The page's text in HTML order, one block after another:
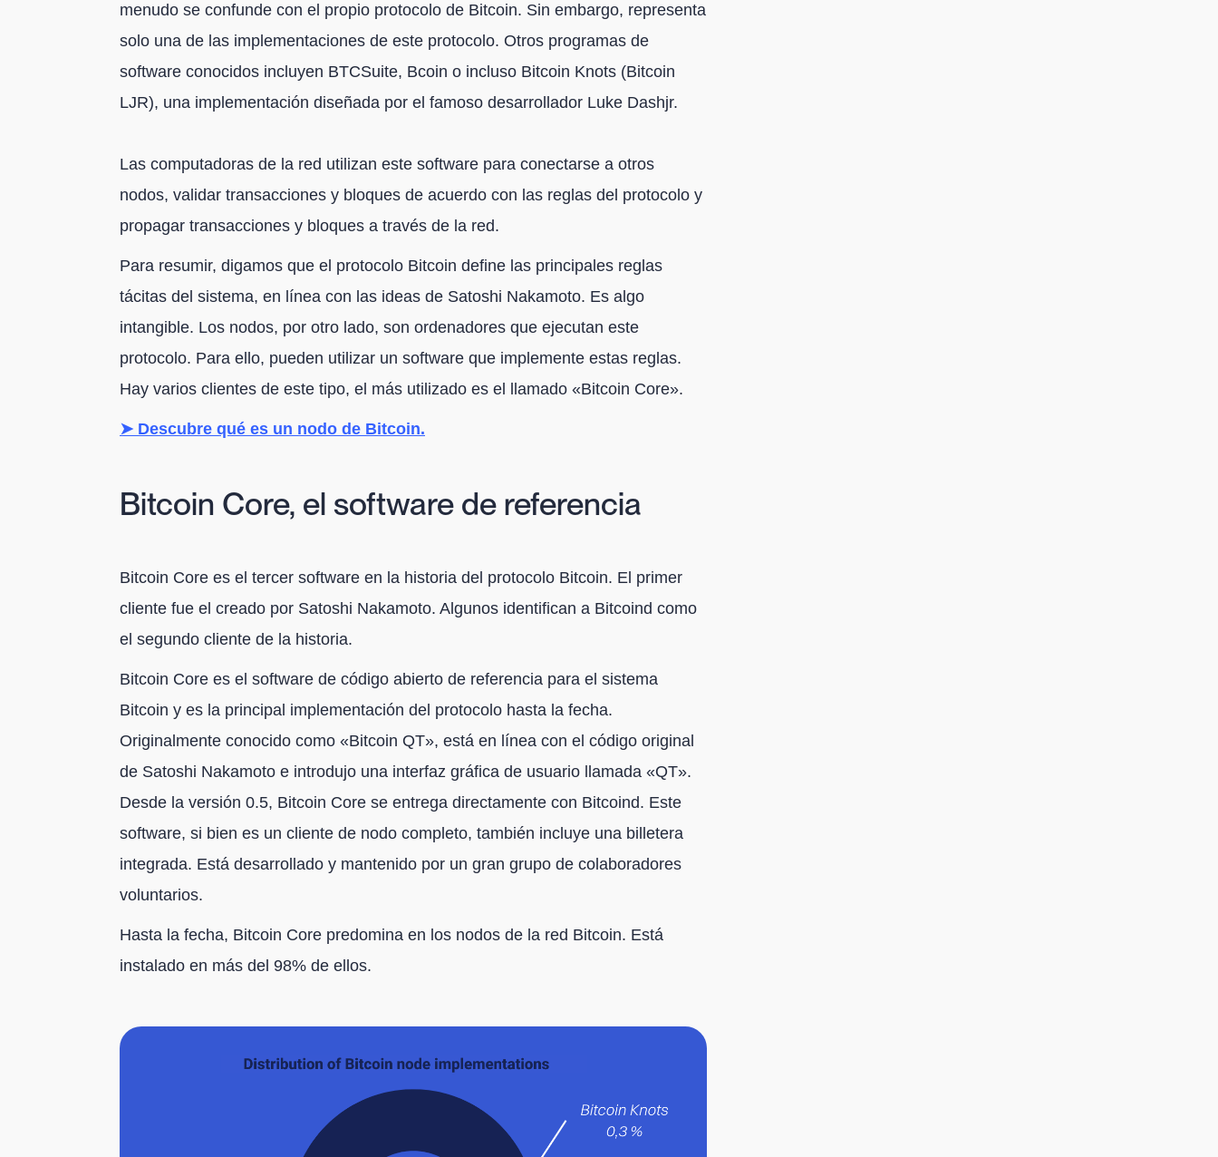
menudo se confunde con el propio protocolo de Bitcoin. Sin embargo, representa
solo una de las implementaciones de este protocolo. Otros programas de
software conocidos incluyen BTCSuite, Bcoin o incluso Bitcoin Knots (Bitcoin
LJR), una implementación diseñada por el famoso desarrollador Luke Dashjr.
Las computadoras de la red utilizan este software para conectarse a otros
nodos, validar transacciones y bloques de acuerdo con las reglas del protocolo y
propagar transacciones y bloques a través de la red.
Para resumir, digamos que el protocolo Bitcoin define las principales reglas
tácitas del sistema, en línea con las ideas de Satoshi Nakamoto. Es algo
intangible. Los nodos, por otro lado, son ordenadores que ejecutan este
protocolo. Para ello, pueden utilizar un software que implemente estas reglas.
Hay varios clientes de este tipo, el más utilizado es el llamado «Bitcoin Core».
➤ Descubre qué es un nodo de Bitcoin.
Bitcoin Core, el software de referencia
Bitcoin Core es el tercer software en la historia del protocolo Bitcoin. El primer
cliente fue el creado por Satoshi Nakamoto. Algunos identifican a Bitcoind como
el segundo cliente de la historia.
Bitcoin Core es el software de código abierto de referencia para el sistema
Bitcoin y es la principal implementación del protocolo hasta la fecha.
Originalmente conocido como «Bitcoin QT», está en línea con el código original
de Satoshi Nakamoto e introdujo una interfaz gráfica de usuario llamada «QT».
Desde la versión 0.5, Bitcoin Core se entrega directamente con Bitcoind. Este
software, si bien es un cliente de nodo completo, también incluye una billetera
integrada. Está desarrollado y mantenido por un gran grupo de colaboradores
voluntarios.
Hasta la fecha, Bitcoin Core predomina en los nodos de la red Bitcoin. Está
instalado en más del 98% de ellos.